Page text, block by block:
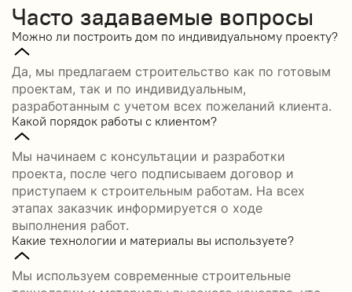
Часто задаваемые вопросы
Можно ли построить дом по индивидуальному проекту?
Да, мы предлагаем строительство как по готовым
проектам, так и по индивидуальным,
разработанным с учетом всех пожеланий клиента.
Какой порядок работы с клиентом?
Мы начинаем с консультации и разработки
проекта, после чего подписываем договор и
приступаем к строительным работам. На всех
этапах заказчик информируется о ходе
выполнения работ.
Какие технологии и материалы вы используете?
Мы используем современные строительные